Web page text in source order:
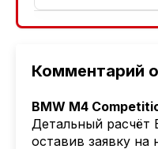
Комментарий
BMW M4
Детальный расчёт
оставив заявку
АСБ лизинг
Лизинг: BYN 17% |
Также доступен кредит